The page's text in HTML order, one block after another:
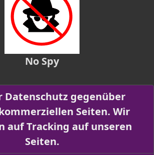
No Spy
Datenschutz gegenüber
Seiten. Wir
auf Tracking auf unseren
Seiten.